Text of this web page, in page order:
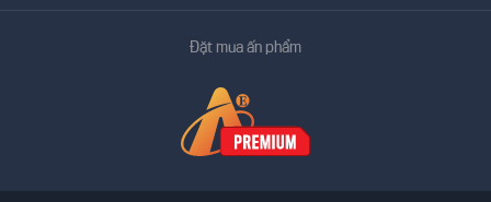
Đặt mua ấn phẩm